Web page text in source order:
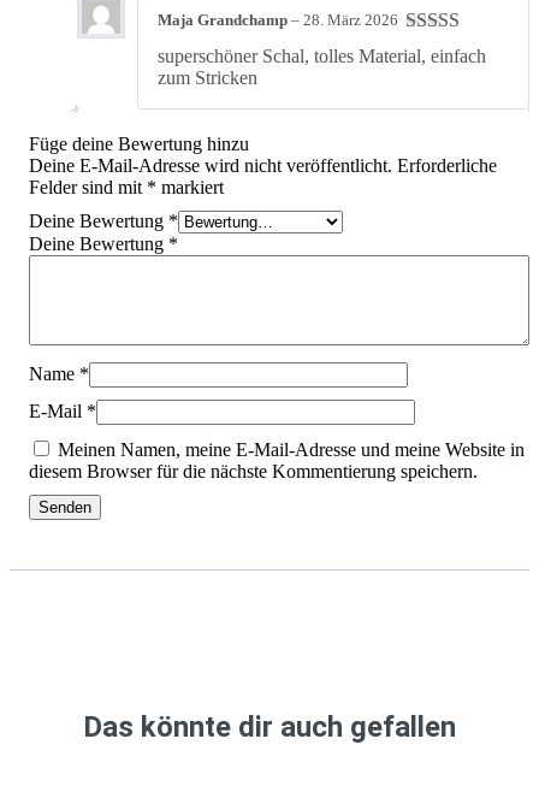
Bewertet mit
5von 5
Maja Grandchamp – 28. März 2026
superschöner Schal, tolles Material, einfach
zum Stricken
Füge deine Bewertung hinzu
Deine E-Mail-Adresse wird nicht veröffentlicht. Erforderliche
Felder sind mit * markiert
Deine Bewertung *
Deine Bewertung *
Name *
E-Mail *
Meinen Namen, meine E-Mail-Adresse und meine Website in
diesem Browser für die nächste Kommentierung speichern.
Das könnte dir auch gefallen